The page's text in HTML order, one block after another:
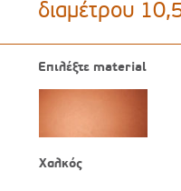
διαμέτρου
Επιλέξτε material
Χαλκός